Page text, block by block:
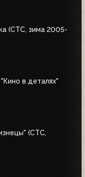
(СТС, зима 2005-
в деталях"
(СТС,